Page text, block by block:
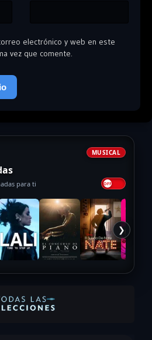
electrónico y web en este
vez que comente.
MUSICAL
para ti
❯